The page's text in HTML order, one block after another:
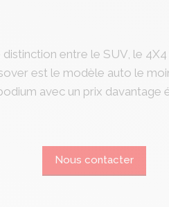
entre le SUV, le
est le modèle auto le
avec un prix davantage
Nous contacter